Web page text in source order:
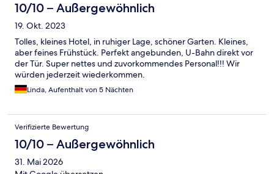
10/10 – Außergewöhnlich
19. Okt. 2023
Tolles, kleines Hotel, in ruhiger Lage, schöner Garten. Kleines,
aber feines Frühstück. Perfekt angebunden, U-Bahn direkt vor
der Tür. Super nettes und zuvorkommendes Personal!!! Wir
würden jederzeit wiederkommen.
Linda, Aufenthalt von 5 Nächten
Verifizierte Bewertung
10/10 – Außergewöhnlich
31. Mai 2026